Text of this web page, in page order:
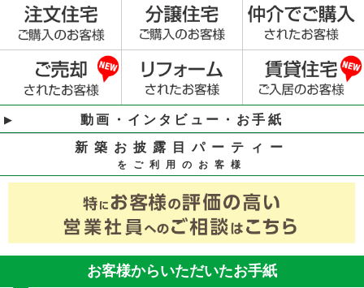
動画・インタビュー・お手紙
新築お披露目パーティー
をご利用のお客様
お客様からいただいたお手紙